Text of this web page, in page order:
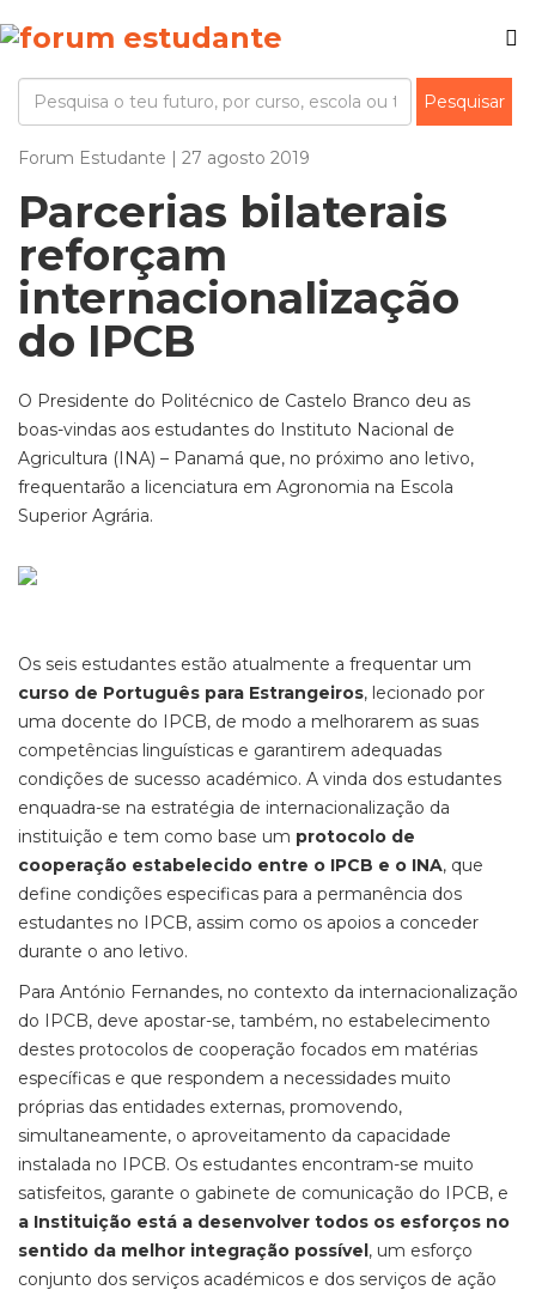
Forum Estudante | 27 agosto 2019
Parcerias bilaterais
reforçam
internacionalização
do IPCB
O Presidente do Politécnico de Castelo Branco deu as
boas-vindas aos estudantes do Instituto Nacional de
Agricultura (INA) – Panamá que, no próximo ano letivo,
frequentarão a licenciatura em Agronomia na Escola
Superior Agrária.
Os seis estudantes estão atualmente a frequentar um
curso de Português para Estrangeiros, lecionado por
uma docente do IPCB, de modo a melhorarem as suas
competências linguísticas e garantirem adequadas
condições de sucesso académico. A vinda dos estudantes
enquadra-se na estratégia de internacionalização da
instituição e tem como base um protocolo de
cooperação estabelecido entre o IPCB e o INA, que
define condições especificas para a permanência dos
estudantes no IPCB, assim como os apoios a conceder
durante o ano letivo.
Para António Fernandes, no contexto da internacionalização
do IPCB, deve apostar-se, também, no estabelecimento
destes protocolos de cooperação focados em matérias
específicas e que respondem a necessidades muito
próprias das entidades externas, promovendo,
simultaneamente, o aproveitamento da capacidade
instalada no IPCB. Os estudantes encontram-se muito
satisfeitos, garante o gabinete de comunicação do IPCB, e
a Instituição está a desenvolver todos os esforços no
sentido da melhor integração possível, um esforço
conjunto dos serviços académicos e dos serviços de ação